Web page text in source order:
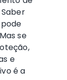
se
e
é a